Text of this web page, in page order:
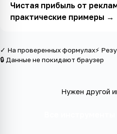
Чистая прибыль от
практические примеры →
✓ На проверенных формулах⚡
🔒 Данные не покидают браузер
Нужен другой